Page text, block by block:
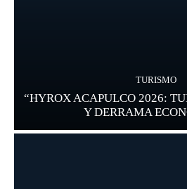
TURISMO
“HYROX ACAPULCO 2026:
Y DERRAMA